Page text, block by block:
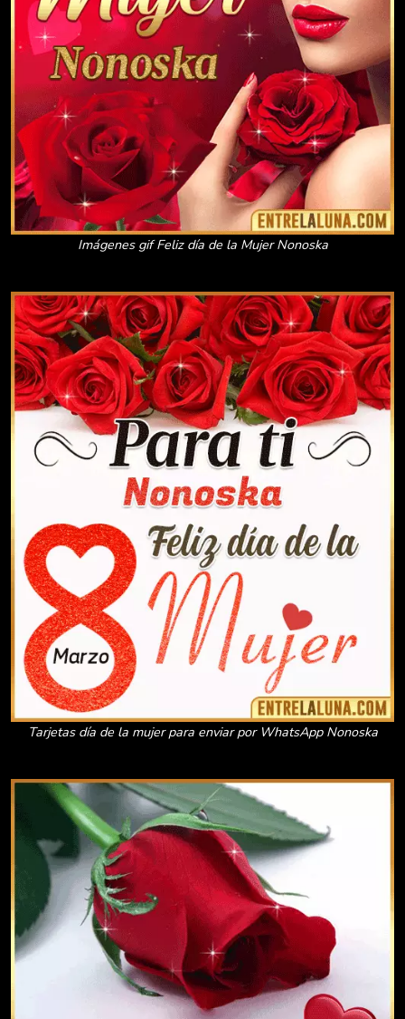
Imágenes gif Feliz día de la Mujer Nonoska
Tarjetas día de la mujer para enviar por WhatsApp Nonoska